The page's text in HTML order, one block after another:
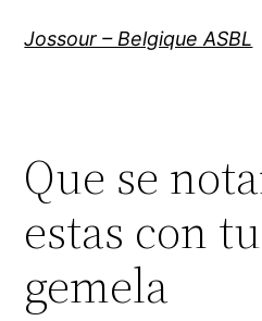
Jossour – Belgique ASBL
Que se
estas con
gemela